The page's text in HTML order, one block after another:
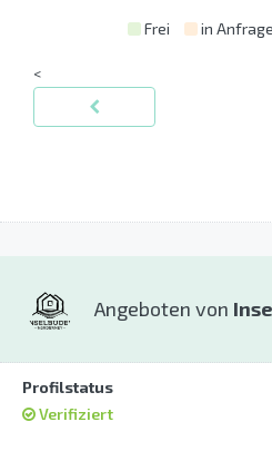
Frei in Anfrage
<
Angeboten von
Profilstatus
Verifiziert